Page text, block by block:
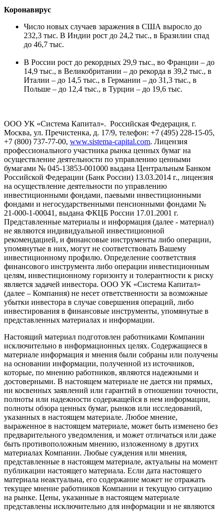
Коронавирус
Число новых случаев заражения в США выросло до
232,3 тыс. В Индии рост до 24,2 тыс., в Бразилии спад
до 46,7 тыс.
В России рост до рекордных 29,9 тыс., во Франции – до
14,9 тыс., в Великобритании – до рекорда в 39,2 тыс., в
Италии – до 14,5 тыс., в Германии – до 31,3 тыс., в
Польше – до 12,4 тыс., в Турции – до 19,6 тыс.
ООО УК «Система Капитал». Российская Федерация, г.
Москва, ул. Пречистенка, д. 17/9, телефон: +7 (495) 228-15-05,
+7 (800) 737-77-00, www.sistema-capital.com. Лицензия
профессионального участника рынка ценных бумаг на
осуществление деятельности по управлению ценными
бумагами № 045-13853-001000 выдана Центральным Банком
Российской Федерации (Банк России) 13.03.2014 г., лицензия
на осуществление деятельности по управлению
инвестиционными фондами, паевыми инвестиционными
фондами и негосударственными пенсионными фондами №
21-000-1-00041, выдана ФКЦБ России 17.01.2001 г.
Представленные материалы и информация (далее - материал)
не являются индивидуальной инвестиционной
рекомендацией, и финансовые инструменты либо операции,
упомянутые в них, могут не соответствовать Вашему
инвестиционному профилю. Определение соответствия
финансового инструмента либо операции инвестиционным
целям, инвестиционному горизонту и толерантности к риску
является задачей инвестора. ООО УК «Система Капитал»
(далее – Компания) не несет ответственности за возможные
убытки инвестора в случае совершения операций, либо
инвестирования в финансовые инструменты, упомянутые в
представленных материалах и информации.
Настоящий материал подготовлен работниками Компании
исключительно в информационных целях. Содержащиеся в
материале информация и мнения были собраны или получены
на основании информации, полученной из источников,
которые, по мнению работников, являются надежными и
достоверными. В настоящем материале не дается ни прямых,
ни косвенных заявлений или гарантий в отношении точности,
полноты или надежности содержащейся в нем информации,
полноты обзора ценных бумаг, рынков или исследований,
указанных в настоящем материале. Любое мнение,
выраженное в настоящем материале, может быть изменено без
предварительного уведомления, и может отличаться или даже
быть противоположным мнению, изложенному в других
материалах Компании. Любые суждения или мнения,
представленные в настоящем материале, актуальны на момент
публикации настоящего материала. Если дата настоящего
материала неактуальна, его содержание может не отражать
текущее мнение работников Компании и текущую ситуацию
на рынке. Цены, указанные в настоящем материале
представлены исключительно для информации и не являются